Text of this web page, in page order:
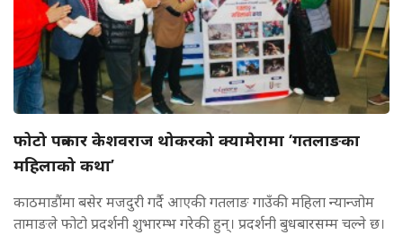
फोटो पत्रकार केशवराज थोकरको क्यामेरामा ‘गतलाङका
महिलाको कथा’
काठमाडौंमा बसेर मजदुरी गर्दै आएकी गतलाङ गाउँकी महिला न्यान्जोम
तामाङले फोटो प्रदर्शनी शुभारम्भ गरेकी हुन्। प्रदर्शनी बुधबारसम्म चल्ने छ।